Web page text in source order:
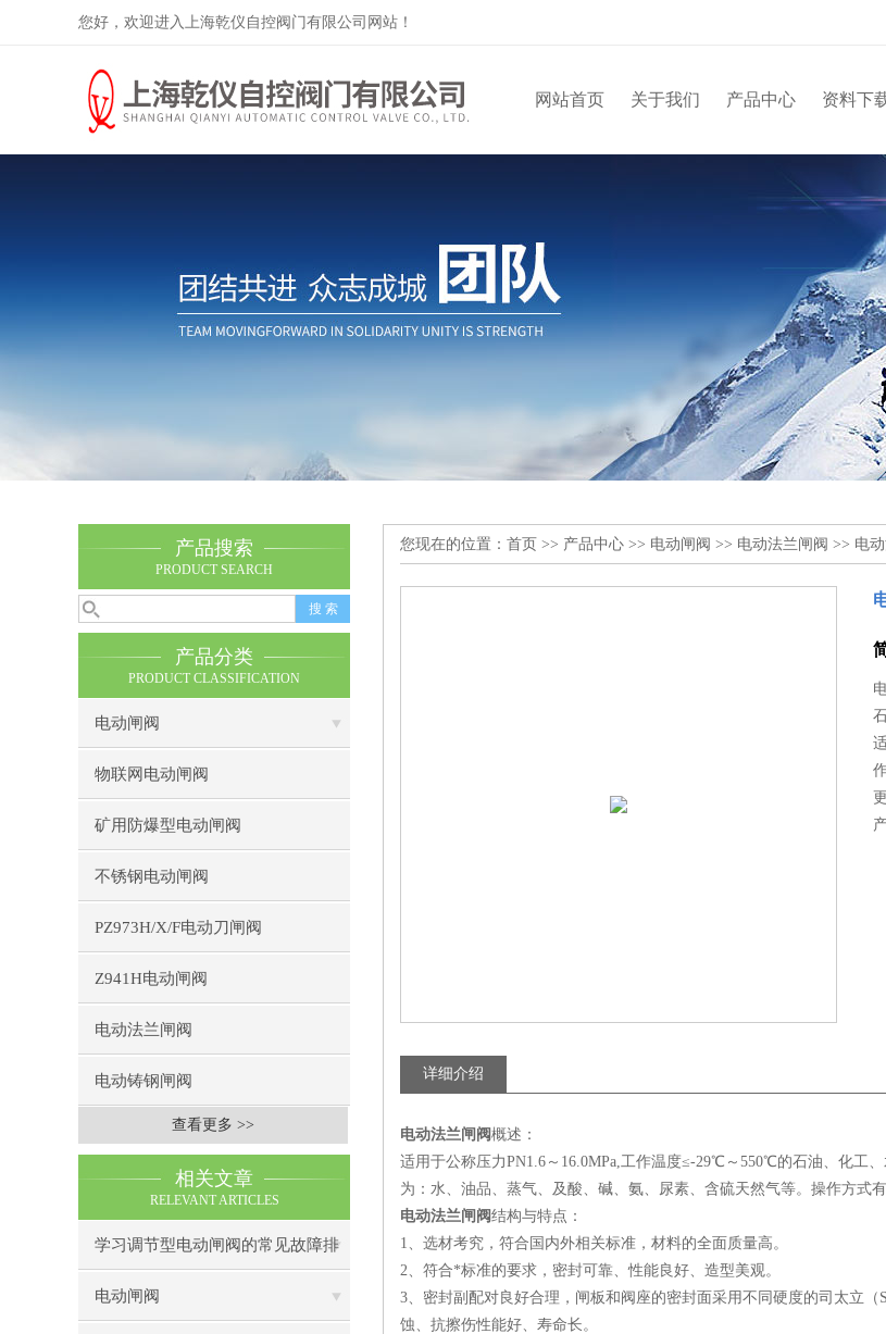
您好，欢迎进入上海乾仪自控阀门有限公司网站！
网站首页 关于我们 产品中心 资料下
产品搜索
PRODUCT SEARCH
产品分类
PRODUCT CLASSIFICATION
电动闸阀
物联网电动闸阀
矿用防爆型电动闸阀
不锈钢电动闸阀
PZ973H/X/F电动刀闸阀
Z941H电动闸阀
电动法兰闸阀
电动铸钢闸阀
查看更多 >>
相关文章
RELEVANT ARTICLES
学习调节型电动闸阀的常见故障排
除方法
电动闸阀
您现在的位置： 首页 >> 产品中心 >> 电动闸阀 >> 电动法兰闸阀 >> 电
详细介绍
电动法兰闸阀概述：
适用于公称压力PN1.6～16.0MPa,工作温度≤-29℃～550℃的石油、化工
为：水、油品、蒸气、及酸、碱、氨、尿素、含硫天然气等。操作方式
电动法兰闸阀结构与特点：
1、选材考究，符合国内外相关标准，材料的全面质量高。
2、符合*标准的要求，密封可靠、性能良好、造型美观。
3、密封副配对良好合理，闸板和阀座的密封面采用不同硬度的司太立
蚀、抗擦伤性能好、寿命长。